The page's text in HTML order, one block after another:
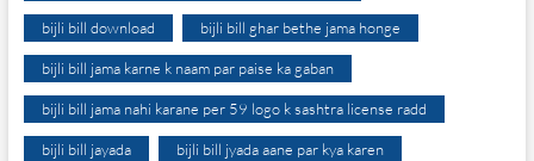
bijli bill download bijli bill ghar bethe jama honge
bijli bill jama karne k naam par paise ka gaban
bijli bill jama nahi karane per 59 logo k sashtra license radd
bijli bill jayada bijli bill jyada aane par kya karen